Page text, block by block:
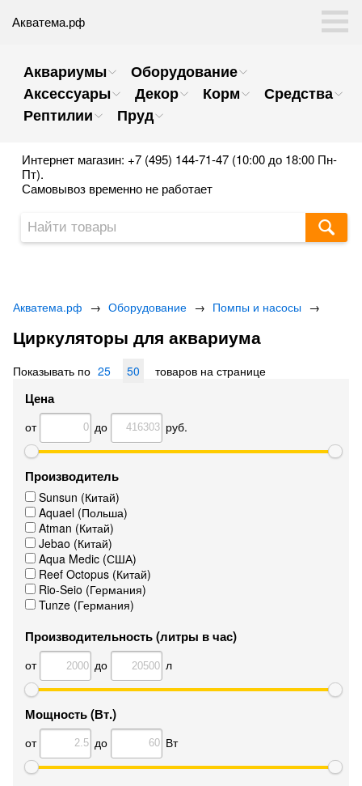
Акватема.рф
Аквариумы
Оборудование
Аксессуары
Декор Корм
Средства
Рептилии
Пруд
Интернет магазин: +7 (495) 144-71-47 (10:00 до 18:00 Пн-
Пт).
Самовывоз временно не работает
Акватема.рф → Оборудование → Помпы и насосы →
Циркуляторы для аквариума
Показывать по 25 50 товаров на странице
Цена
от до руб.
Производитель
Sunsun (Китай)
Aquael (Польша)
Atman (Китай)
Jebao (Китай)
Aqua Medic (США)
Reef Octopus (Китай)
Rio-Seio (Германия)
Tunze (Германия)
Производительность (литры в час)
от до л
Мощность (Вт.)
от до Вт